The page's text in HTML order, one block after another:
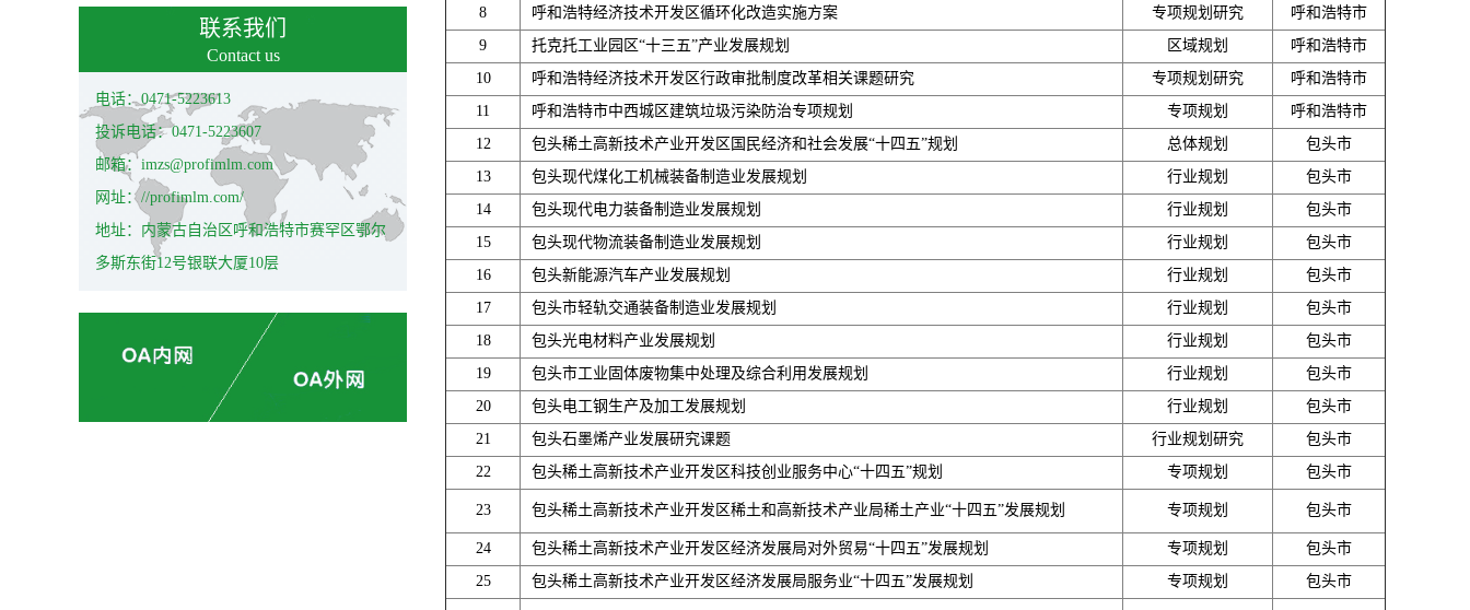
联系我们
Contact us
电话：0471-5223613
投诉电话：0471-5223607
邮箱：imzs@profimlm.com
网址：//profimlm.com/
地址：内蒙古自治区呼和浩特市赛罕区鄂尔
多斯东街12号银联大厦10层
8
呼和浩特经济技术开发区循环化改造实施方案 专项规划研究
呼和浩特市
9
托克托工业园区“十三五”产业发展规划 区域规划
呼和浩特市
10
呼和浩特经济技术开发区行政审批制度改革相关课题研究 专项规划研究
呼和浩特市
11
呼和浩特市中西城区建筑垃圾污染防治专项规划 专项规划
呼和浩特市
12
包头稀土高新技术产业开发区国民经济和社会发展“十四五”规划 总体规划
包头市
13
包头现代煤化工机械装备制造业发展规划 行业规划
包头市
14
包头现代电力装备制造业发展规划 行业规划
包头市
15
包头现代物流装备制造业发展规划 行业规划
包头市
16
包头新能源汽车产业发展规划 行业规划
包头市
17
包头市轻轨交通装备制造业发展规划 行业规划
包头市
18
包头光电材料产业发展规划 行业规划
包头市
19
包头市工业固体废物集中处理及综合利用发展规划 行业规划
包头市
20
包头电工钢生产及加工发展规划 行业规划
包头市
21
包头石墨烯产业发展研究课题 行业规划研究
包头市
22
包头稀土高新技术产业开发区科技创业服务中心“十四五”规划 专项规划 包头市
23 包头稀土高新技术产业开发区稀土和高新技术产业局稀土产业“十四五”发展规划 专项规划 包头市
24 包头稀土高新技术产业开发区经济发展局对外贸易“十四五”发展规划 专项规划
包头市
25
包头稀土高新技术产业开发区经济发展局服务业“十四五”发展规划 专项规划 包头市